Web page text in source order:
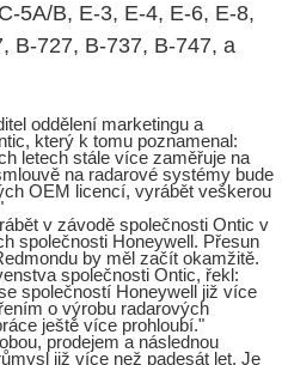
5A/B, E-3, E-4, E-6, E-8,
B-727, B-737, B-747, a
oddělení marketingu a
který k tomu poznamenal:
letech stále více zaměřuje na
na radarové systémy bude
OEM licencí, vyrábět veškerou
v závodě společnosti Ontic v
společnosti Honeywell. Přesun
by měl začít okamžitě.
společnosti Ontic, řekl:
společností Honeywell již více
o výrobu radarových
ještě více prohloubí."
prodejem a následnou
již více než padesát let. Je